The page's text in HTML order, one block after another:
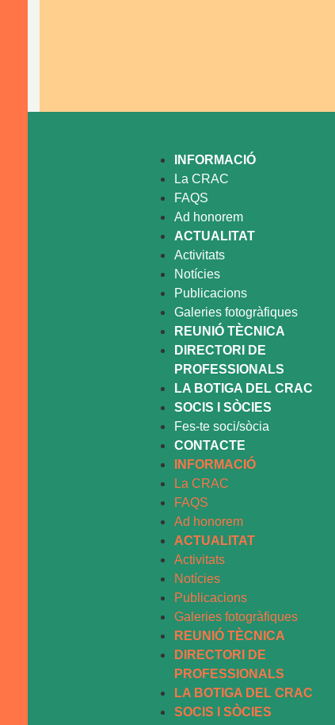
INFORMACIÓ
La CRAC
FAQS
Ad honorem
ACTUALITAT
Activitats
Notícies
Publicacions
Galeries fotogràfiques
REUNIÓ TÈCNICA
DIRECTORI DE
PROFESSIONALS
LA BOTIGA DEL CRAC
SOCIS I SÒCIES
Fes-te soci/sòcia
CONTACTE
INFORMACIÓ
La CRAC
FAQS
Ad honorem
ACTUALITAT
Activitats
Notícies
Publicacions
Galeries fotogràfiques
REUNIÓ TÈCNICA
DIRECTORI DE
PROFESSIONALS
LA BOTIGA DEL CRAC
SOCIS I SÒCIES